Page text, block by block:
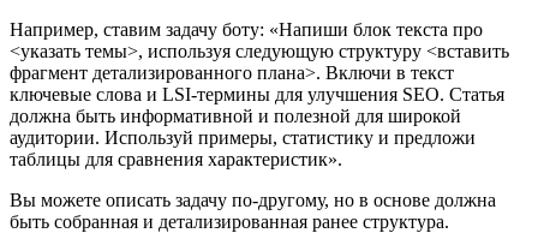
Например, ставим задачу боту: «Напиши блок текста про
<указать темы>, используя следующую структуру <вставить
фрагмент детализированного плана>. Включи в текст
ключевые слова и LSI-термины для улучшения SEO. Статья
должна быть информативной и полезной для широкой
аудитории. Используй примеры, статистику и предложи
таблицы для сравнения характеристик».
Вы можете описать задачу по-другому, но в основе должна
быть собранная и детализированная ранее структура.